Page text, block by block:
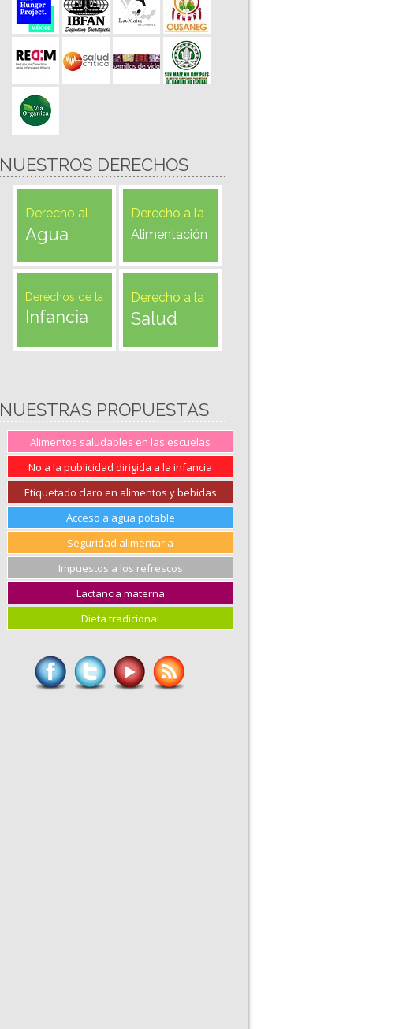
NUESTROS DERECHOS
Derecho al
Agua
Derecho a la
Alimentación
Derechos de la
Infancia
Derecho a la
Salud
NUESTRAS PROPUESTAS
Alimentos saludables en las escuelas
No a la publicidad dirigida a la infancia
Etiquetado claro en alimentos y bebidas
Acceso a agua potable
Seguridad alimentaria
Impuestos a los refrescos
Lactancia materna
Dieta tradicional